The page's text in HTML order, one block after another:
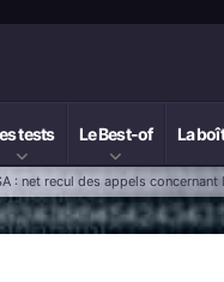
tests Le Best-of La
: net recul des appels